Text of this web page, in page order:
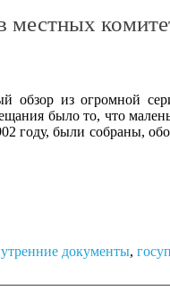
местных
из огромной
было то, что
году, были собраны,
документы,